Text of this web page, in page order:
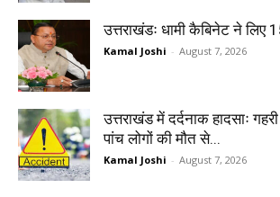
उत्तराखंडः धामी कैबिनेट ने लिए
Kamal Joshi - August 7, 2026
उत्तराखंड में दर्दनाक हादसाः
पांच लोगों की मौत से...
Kamal Joshi - August 7, 2026